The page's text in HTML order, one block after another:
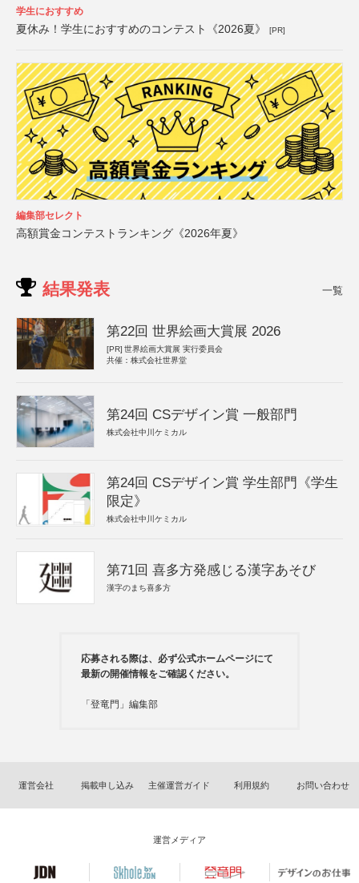
学生におすすめ
夏休み！学生におすすめのコンテスト《2026夏》 [PR]
編集部セレクト
高額賞金コンテストランキング《2026年夏》
結果発表 一覧
第22回 世界絵画大賞展 2026
[PR] 世界絵画大賞展 実行委員会
共催：株式会社世界堂
第24回 CSデザイン賞 一般部門
株式会社中川ケミカル
第24回 CSデザイン賞 学生部門《学生
限定》
株式会社中川ケミカル
第71回 喜多方発感じる漢字あそび
漢字のまち喜多方
応募される際は、必ず公式ホームページにて
最新の開催情報をご確認ください。
「登竜門」編集部
運営会社 掲載申し込み 主催運営ガイド 利用規約 お問い合わせ
運営メディア